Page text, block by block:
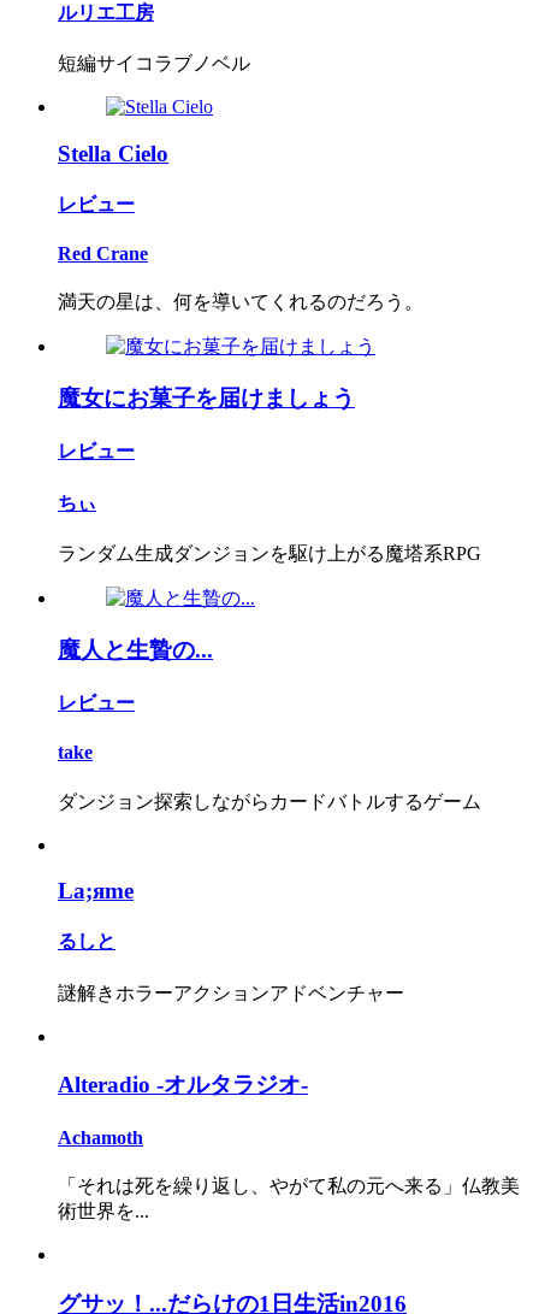
ルリエ工房
短編サイコラブノベル
Stella Cielo
レビュー
Red Crane
満天の星は、何を導いてくれるのだろう。
魔女にお菓子を届けましょう
レビュー
ちぃ
ランダム生成ダンジョンを駆け上がる魔塔系RPG
魔人と生贄の...
レビュー
take
ダンジョン探索しながらカードバトルするゲーム
La;яme
るしと
謎解きホラーアクションアドベンチャー
Alteradio -オルタラジオ-
Achamoth
「それは死を繰り返し、やがて私の元へ来る」仏教美
術世界を...
グサッ！...だらけの1日生活in2016